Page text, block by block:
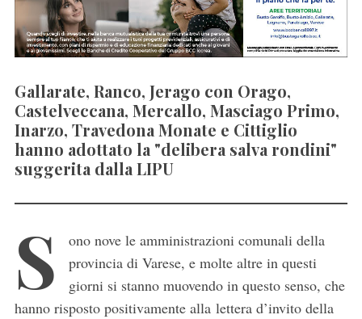
Gallarate, Ranco, Jerago con Orago,
Castelveccana, Mercallo, Masciago Primo,
Inarzo, Travedona Monate e Cittiglio
hanno adottato la "delibera salva rondini"
suggerita dalla LIPU
S
ono nove le amministrazioni comunali della
provincia di Varese, e molte altre in questi
giorni si stanno muovendo in questo senso, che
hanno risposto positivamente alla lettera d’invito della